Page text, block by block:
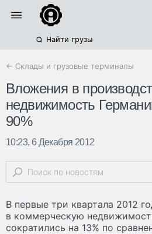
Найти грузы
← Склады и грузовые терминалы
Вложения в
недвижимость
90%
10:23, 6 Декабря 2012
В первые три квартала 2012
в коммерческую
сократились на 13% по